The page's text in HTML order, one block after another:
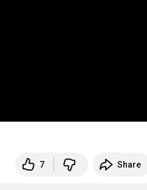
7 Share